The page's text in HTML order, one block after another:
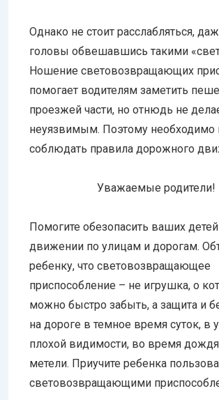
Однако не стоит расслабляться,
головы обвешавшись такими
Ношение световозвращающих
помогает водителям заметить
проезжей части, но отнюдь не
неуязвимым. Поэтому необходимо
соблюдать правила дорожного
Уважаемые родители!
Помогите обезопасить ваших
движении по улицам и дорогам.
ребенку, что световозвращающее
приспособление – не игрушка, о
можно быстро забыть, а защита и
на дороге в темное время суток, в
плохой видимости, во время
метели. Приучите ребенка
световозвращающими